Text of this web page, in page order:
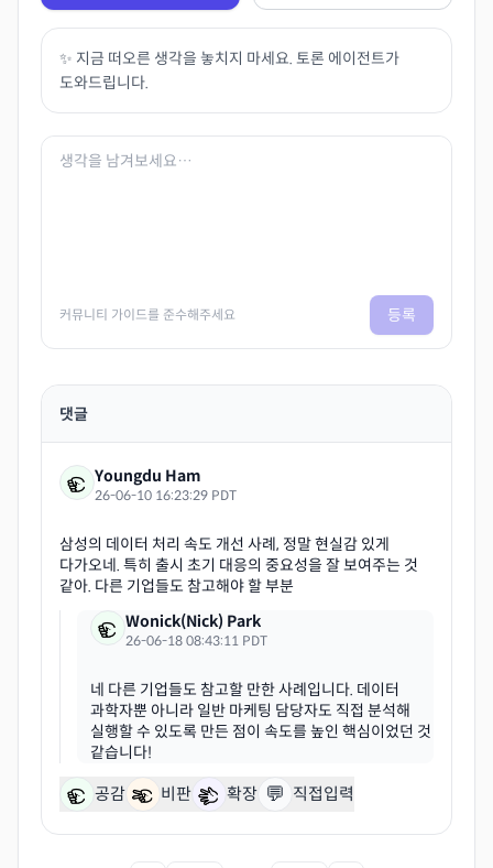
✨ 지금 떠오른 생각을 놓치지 마세요. 토론 에이전트가
도와드립니다.
커뮤니티 가이드를 준수해주세요 등록
댓글
Youngdu Ham
26-06-10 16:23:29 PDT
삼성의 데이터 처리 속도 개선 사례, 정말 현실감 있게
다가오네. 특히 출시 초기 대응의 중요성을 잘 보여주는 것
Wonick(Nick) Park
26-06-18 08:43:11 PDT
네 다른 기업들도 참고할 만한 사례입니다. 데이터
과학자뿐 아니라 일반 마케팅 담당자도 직접 분석해
실행할 수 있도록 만든 점이 속도를 높인 핵심이었던 것
공감 비판 확장 💬 직접입력